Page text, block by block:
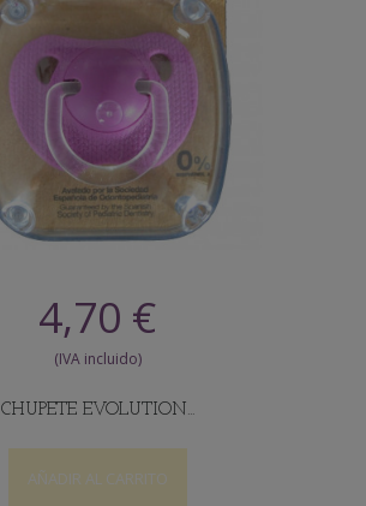
4,70 €
CHUPETE EVOLUTION...
AÑADIR AL CARRITO